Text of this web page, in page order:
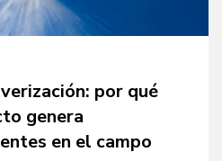
por qué
genera
en el campo